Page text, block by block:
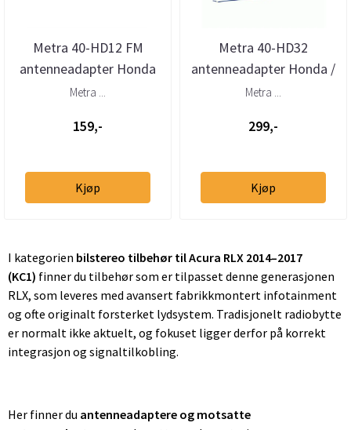
Metra 40-HD12 FM
antenneadapter Honda
og Acura
Metra ...
159,-
Kjøp
Metra 40-HD32
antenneadapter Honda /
Acura
Metra ...
299,-
Kjøp
I kategorien bilstereo tilbehør til Acura RLX 2014–2017
(KC1) finner du tilbehør som er tilpasset denne generasjonen
RLX, som leveres med avansert fabrikkmontert infotainment
og ofte originalt forsterket lydsystem. Tradisjonelt radiobytte
er normalt ikke aktuelt, og fokuset ligger derfor på korrekt
integrasjon og signaltilkobling.
Her finner du antenneadaptere og motsatte